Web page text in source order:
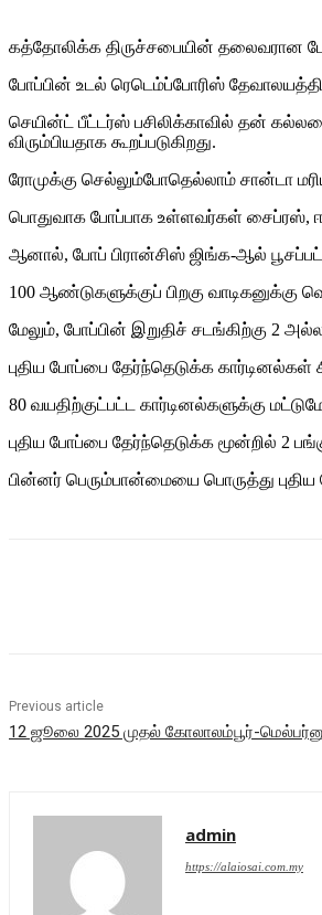
கத்தோலிக்க திருச்சபையின் தலைவரான
போப்பின் உடல் ரெடெம்ப்போரிஸ்
செயின்ட் பீட்டர்ஸ் பசிலிக்காவில் தன்
விரும்பியதாக கூறப்படுகிறது.
ரோமுக்கு செல்லும்போதெல்லாம் சான்டா
பொதுவாக போப்பாக உள்ளவர்கள் சைப்ரஸ்,
ஆனால், போப் பிரான்சிஸ் ஜிங்க-ஆல்
100 ஆண்டுகளுக்குப் பிறகு
மேலும், போப்பின் இறுதிச் சடங்கிற்கு 2
புதிய போப்பை தேர்ந்தெடுக்க
80 வயதிற்குட்பட்ட கார்டினல்களுக்கு
புதிய போப்பை தேர்ந்தெடுக்க மூன்றில் 2
பின்னர் பெரும்பான்மையை பொருத்து புதிய
Previous article
12 ஜூலை 2025 முதல் கோலாலம்பூர்-
admin
https://alaiosai.com.my